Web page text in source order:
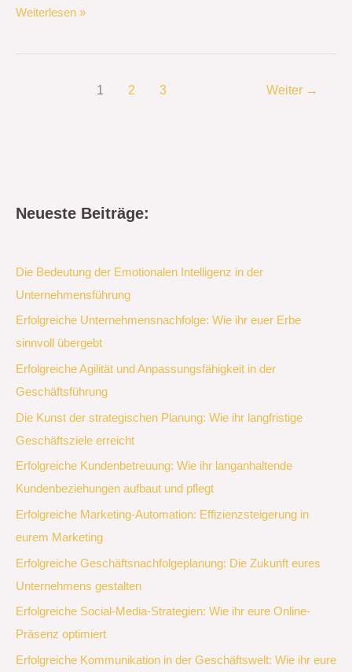
Weiterlesen »
1 2 3 Weiter →
Neueste Beiträge:
Die Bedeutung der Emotionalen Intelligenz in der
Unternehmensführung
Erfolgreiche Unternehmensnachfolge: Wie ihr euer Erbe
sinnvoll übergebt
Erfolgreiche Agilität und Anpassungsfähigkeit in der
Geschäftsführung
Die Kunst der strategischen Planung: Wie ihr langfristige
Geschäftsziele erreicht
Erfolgreiche Kundenbetreuung: Wie ihr langanhaltende
Kundenbeziehungen aufbaut und pflegt
Erfolgreiche Marketing-Automation: Effizienzsteigerung in
eurem Marketing
Erfolgreiche Geschäftsnachfolgeplanung: Die Zukunft eures
Unternehmens gestalten
Erfolgreiche Social-Media-Strategien: Wie ihr eure Online-
Präsenz optimiert
Erfolgreiche Kommunikation in der Geschäftswelt: Wie ihr eure